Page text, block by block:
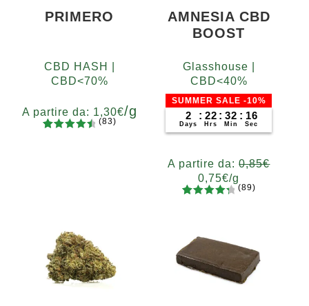
PRIMERO
CBD HASH |
CBD<70%
A partire da: 1,30€/g
(83)
AMNESIA CBD
BOOST
Glasshouse |
CBD<40%
SUMMER SALE -10%
2
Days
: 22
Hrs
: 32
Min
: 15
Sec
A partire da:0,85€
0,75€/g
su base
recensio
(89)